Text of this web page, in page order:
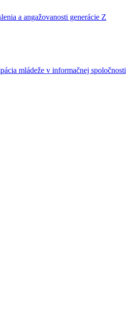
a angažovanosti generácie Z
mládeže v informačnej spoločnosti